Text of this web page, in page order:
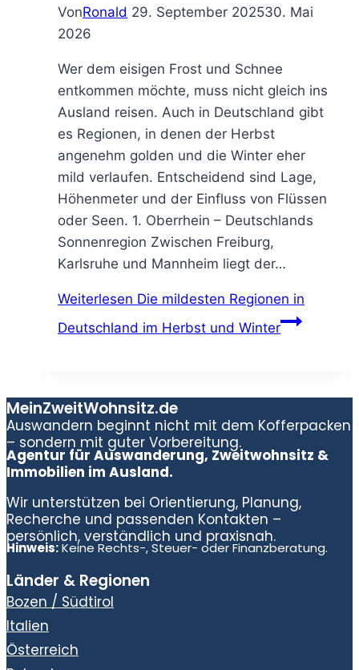
VonRonald 29. September 202530. Mai
2026
Wer dem eisigen Frost und Schnee
entkommen möchte, muss nicht gleich ins
Ausland reisen. Auch in Deutschland gibt
es Regionen, in denen der Herbst
angenehm golden und die Winter eher
mild verlaufen. Entscheidend sind Lage,
Höhenmeter und der Einfluss von Flüssen
oder Seen. 1. Oberrhein – Deutschlands
Sonnenregion Zwischen Freiburg,
Karlsruhe und Mannheim liegt der…
Weiterlesen Die mildesten Regionen in
Deutschland im Herbst und Winter
MeinZweitWohnsitz.de
Auswandern beginnt nicht mit dem Kofferpacken
– sondern mit guter Vorbereitung.
Agentur für Auswanderung, Zweitwohnsitz &
Immobilien im Ausland.
Wir unterstützen bei Orientierung, Planung,
Recherche und passenden Kontakten –
persönlich, verständlich und praxisnah.
Hinweis:Keine Rechts-, Steuer- oder Finanzberatung.
Länder & Regionen
Bozen / Südtirol
Italien
Österreich